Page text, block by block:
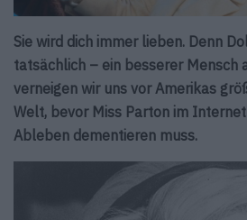
Sie wird dich immer lieben. Denn
tatsächlich – ein besserer Mensch
verneigen wir uns vor Amerikas
Welt, bevor Miss Parton im
Ableben dementieren muss.